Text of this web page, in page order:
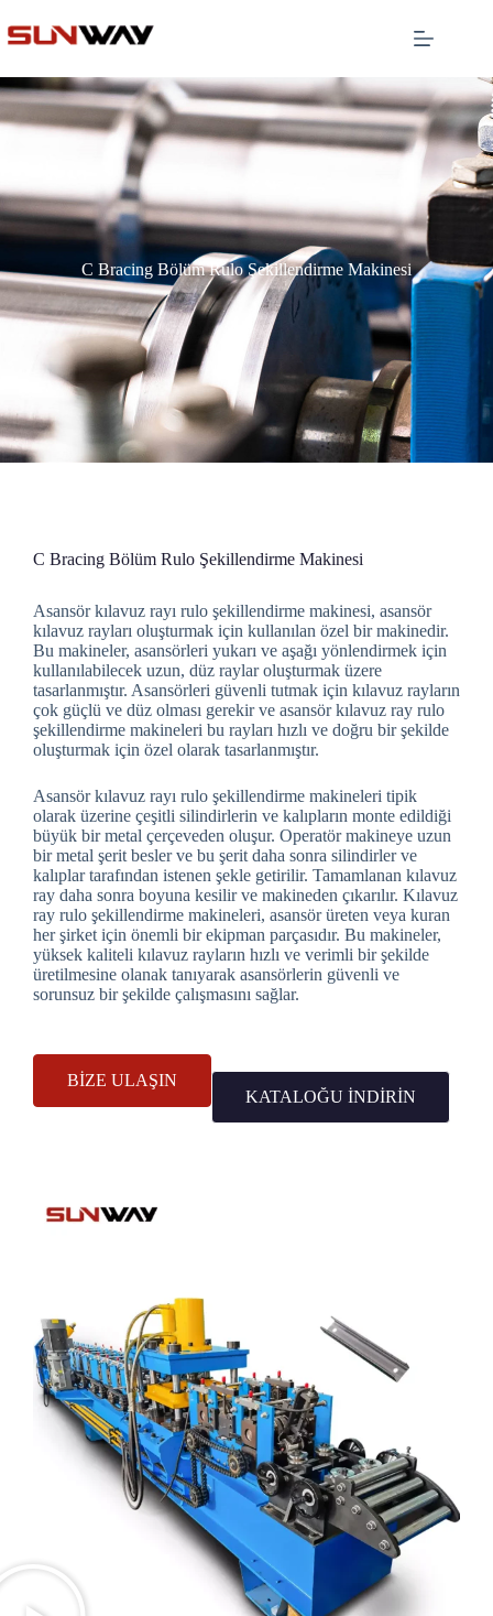
C Bracing Bölüm Rulo Şekillendirme Makinesi
C Bracing Bölüm Rulo Şekillendirme Makinesi
Asansör kılavuz rayı rulo şekillendirme makinesi, asansör
kılavuz rayları oluşturmak için kullanılan özel bir makinedir.
Bu makineler, asansörleri yukarı ve aşağı yönlendirmek için
kullanılabilecek uzun, düz raylar oluşturmak üzere
tasarlanmıştır. Asansörleri güvenli tutmak için kılavuz rayların
çok güçlü ve düz olması gerekir ve asansör kılavuz ray rulo
şekillendirme makineleri bu rayları hızlı ve doğru bir şekilde
oluşturmak için özel olarak tasarlanmıştır.
Asansör kılavuz rayı rulo şekillendirme makineleri tipik
olarak üzerine çeşitli silindirlerin ve kalıpların monte edildiği
büyük bir metal çerçeveden oluşur. Operatör makineye uzun
bir metal şerit besler ve bu şerit daha sonra silindirler ve
kalıplar tarafından istenen şekle getirilir. Tamamlanan kılavuz
ray daha sonra boyuna kesilir ve makineden çıkarılır. Kılavuz
ray rulo şekillendirme makineleri, asansör üreten veya kuran
her şirket için önemli bir ekipman parçasıdır. Bu makineler,
yüksek kaliteli kılavuz rayların hızlı ve verimli bir şekilde
üretilmesine olanak tanıyarak asansörlerin güvenli ve
sorunsuz bir şekilde çalışmasını sağlar.
BİZE ULAŞIN
KATALOĞU INDIRIN